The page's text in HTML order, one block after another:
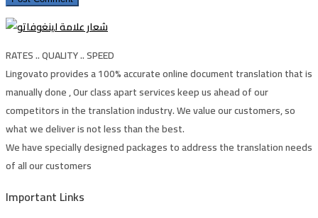
RATES .. QUALITY .. SPEED
Lingovato provides a 100% accurate online document translation that is
manually done , Our class apart services keep us ahead of our
competitors in the translation industry. We value our customers, so
what we deliver is not less than the best.
We have specially designed packages to address the translation needs
of all our customers
Important Links